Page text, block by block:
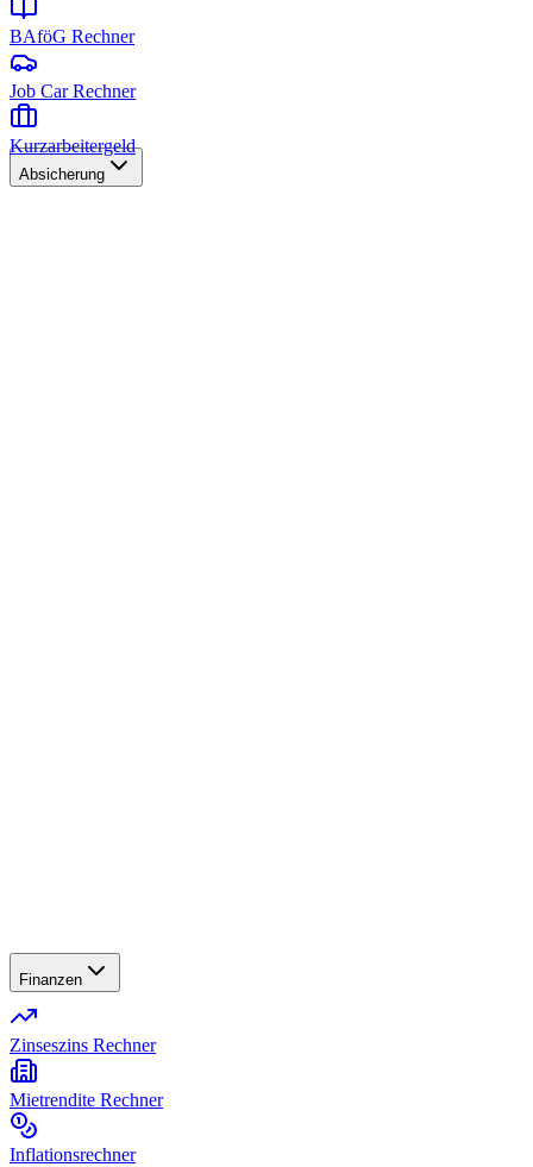
BAföG Rechner
Job Car Rechner
Kurzarbeitergeld
Absicherung
Finanzen
Zinseszins Rechner
Mietrendite Rechner
Inflationsrechner